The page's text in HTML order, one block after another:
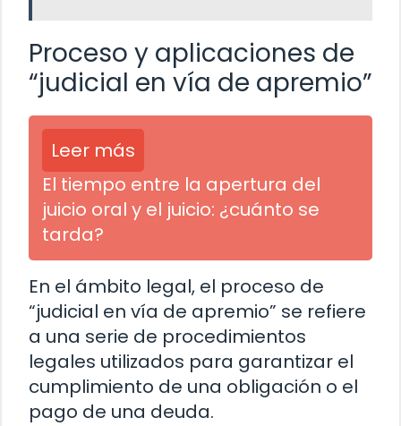
Proceso y aplicaciones de
“judicial en vía de apremio”
Leer más
El tiempo entre la apertura del
juicio oral y el juicio: ¿cuánto se
tarda?
En el ámbito legal, el proceso de
“judicial en vía de apremio” se refiere
a una serie de procedimientos
legales utilizados para garantizar el
cumplimiento de una obligación o el
pago de una deuda.